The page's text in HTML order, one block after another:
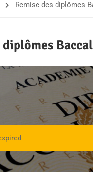
Remise des diplômes
diplômes